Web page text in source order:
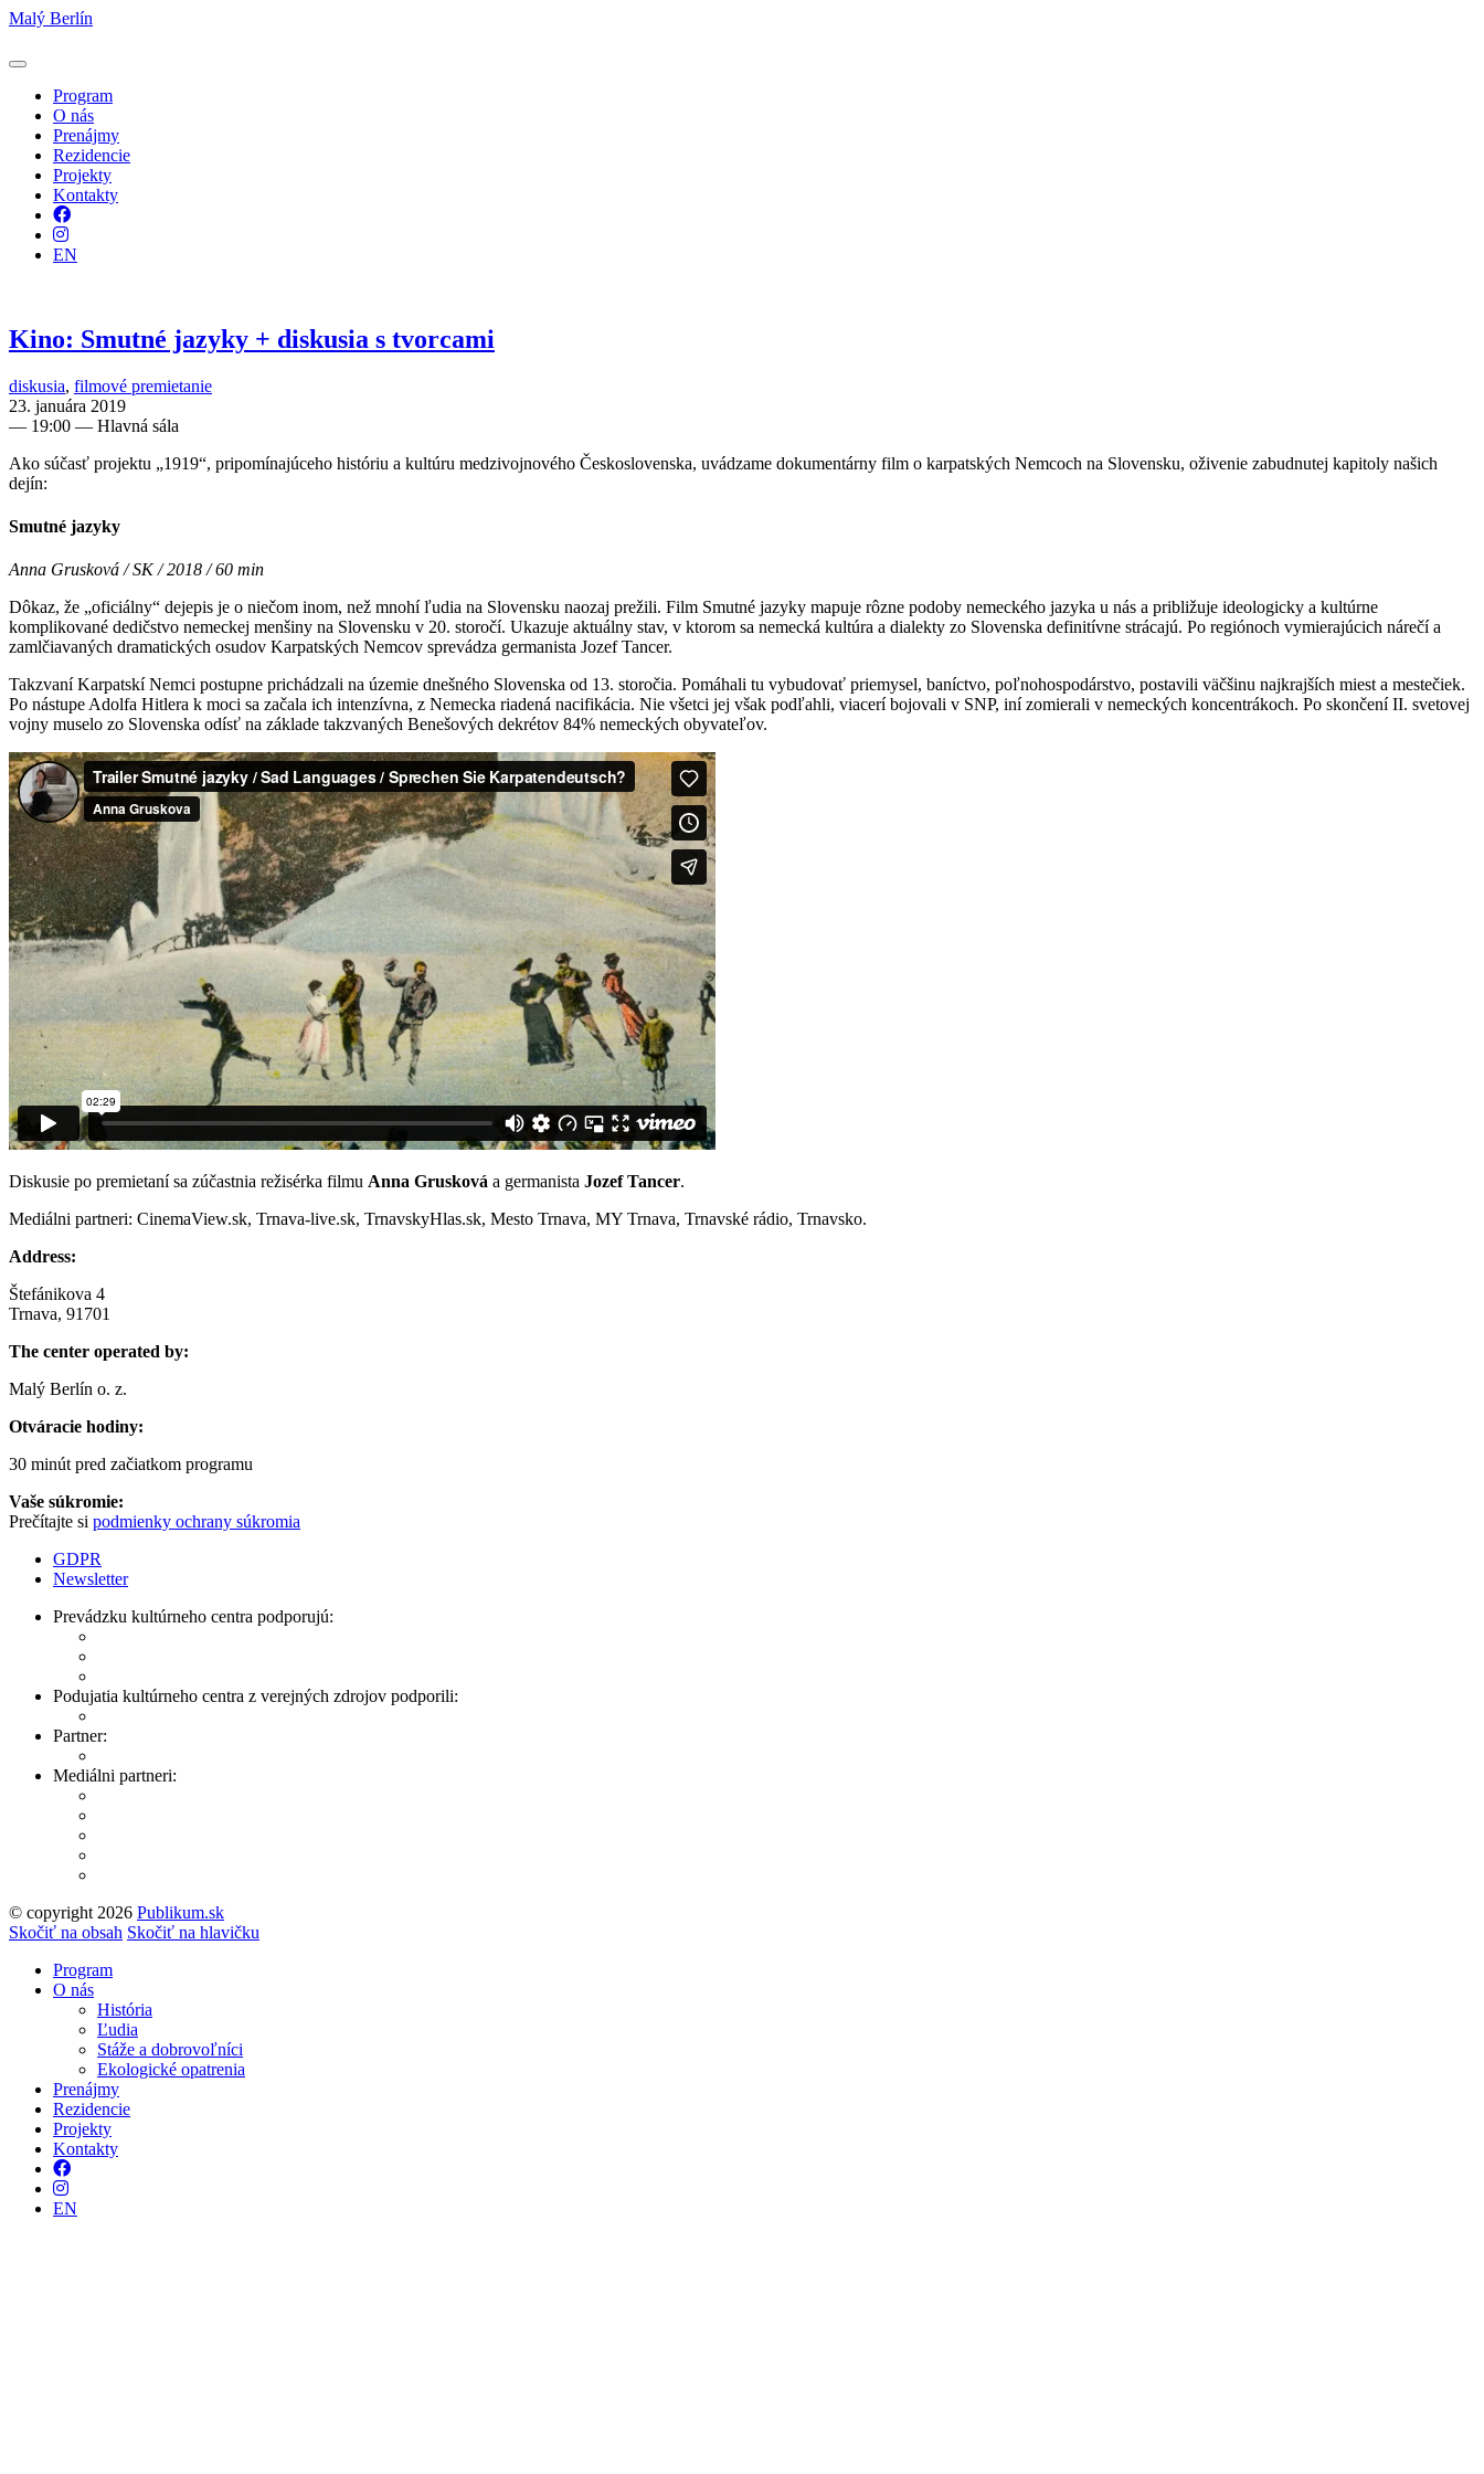
Malý Berlín
Program
O nás
Prenájmy
Rezidencie
Projekty
Kontakty
Facebook
Instagram
EN
Kino: Smutné jazyky + diskusia s tvorcami
diskusia, filmové premietanie
23. januára 2019
— 19:00 — Hlavná sála
Ako súčasť projektu „1919“, pripomínajúceho históriu a kultúru medzivojnového Československa, uvádzame dokumentárny film o karpatských Nemcoch na Slovensku, oživenie zabudnutej kapitoly našich
dejín:
Smutné jazyky
Anna Grusková / SK / 2018 / 60 min
Dôkaz, že „oficiálny“ dejepis je o niečom inom, než mnohí ľudia na Slovensku naozaj prežili. Film Smutné jazyky mapuje rôzne podoby nemeckého jazyka u nás a približuje ideologicky a kultúrne
komplikované dedičstvo nemeckej menšiny na Slovensku v 20. storočí. Ukazuje aktuálny stav, v ktorom sa nemecká kultúra a dialekty zo Slovenska definitívne strácajú. Po regiónoch vymierajúcich nárečí a
zamlčiavaných dramatických osudov Karpatských Nemcov sprevádza germanista Jozef Tancer.
Takzvaní Karpatskí Nemci postupne prichádzali na územie dnešného Slovenska od 13. storočia. Pomáhali tu vybudovať priemysel, baníctvo, poľnohospodárstvo, postavili väčšinu najkrajších miest a mestečiek.
Po nástupe Adolfa Hitlera k moci sa začala ich intenzívna, z Nemecka riadená nacifikácia. Nie všetci jej však podľahli, viacerí bojovali v SNP, iní zomierali v nemeckých koncentrákoch. Po skončení II. svetovej
vojny muselo zo Slovenska odísť na základe takzvaných Benešových dekrétov 84% nemeckých obyvateľov.
Diskusie po premietaní sa zúčastnia režisérka filmu Anna Grusková a germanista Jozef Tancer.
Mediálni partneri: CinemaView.sk, Trnava-live.sk, TrnavskyHlas.sk, Mesto Trnava, MY Trnava, Trnavské rádio, Trnavsko.
Address:
Štefánikova 4
Trnava, 91701
The center operated by:
Malý Berlín o. z.
Otváracie hodiny:
30 minút pred začiatkom programu
Vaše súkromie:
Prečítajte si podmienky ochrany súkromia
GDPR
Newsletter
Prevádzku kultúrneho centra podporujú:
Podujatia kultúrneho centra z verejných zdrojov podporili:
Partner:
Mediálni partneri:
© copyright 2026 Publikum.sk
Tvorba stránok: Enjoy
Skočiť na obsah Skočiť na hlavičku
Program
O nás
História
Ľudia
Stáže a dobrovoľníci
Ekologické opatrenia
Prenájmy
Rezidencie
Projekty
Kontakty
Facebook
Instagram
EN